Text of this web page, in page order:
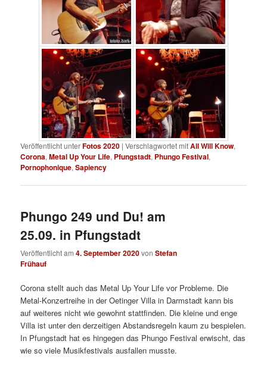
Veröffentlicht unterFotos 2020 |Verschlagwortet mitAll Will Know,
Corona,Metal Up Your Life, Pfungstadt, Phungo Festival,
Pornophonique,Sapiency
Phungo 249 und Du! am
25.09. in Pfungstadt
Veröffentlicht am4. September 2020vonStefan
Frühauf
Corona stellt auch das Metal Up Your Life vor Probleme. Die
Metal-Konzertreihe in der Oetinger Villa in Darmstadt kann bis
auf weiteres nicht wie gewohnt stattfinden. Die kleine und enge
Villa ist unter den derzeitigen Abstandsregeln kaum zu bespielen.
In Pfungstadt hat es hingegen das Phungo Festival erwischt, das
wie so viele Musikfestivals ausfallen musste.